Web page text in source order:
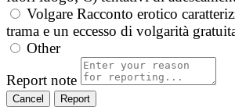
Volgare Racconto erotico
trama e un eccesso di volgarità
Other
Report note
Report